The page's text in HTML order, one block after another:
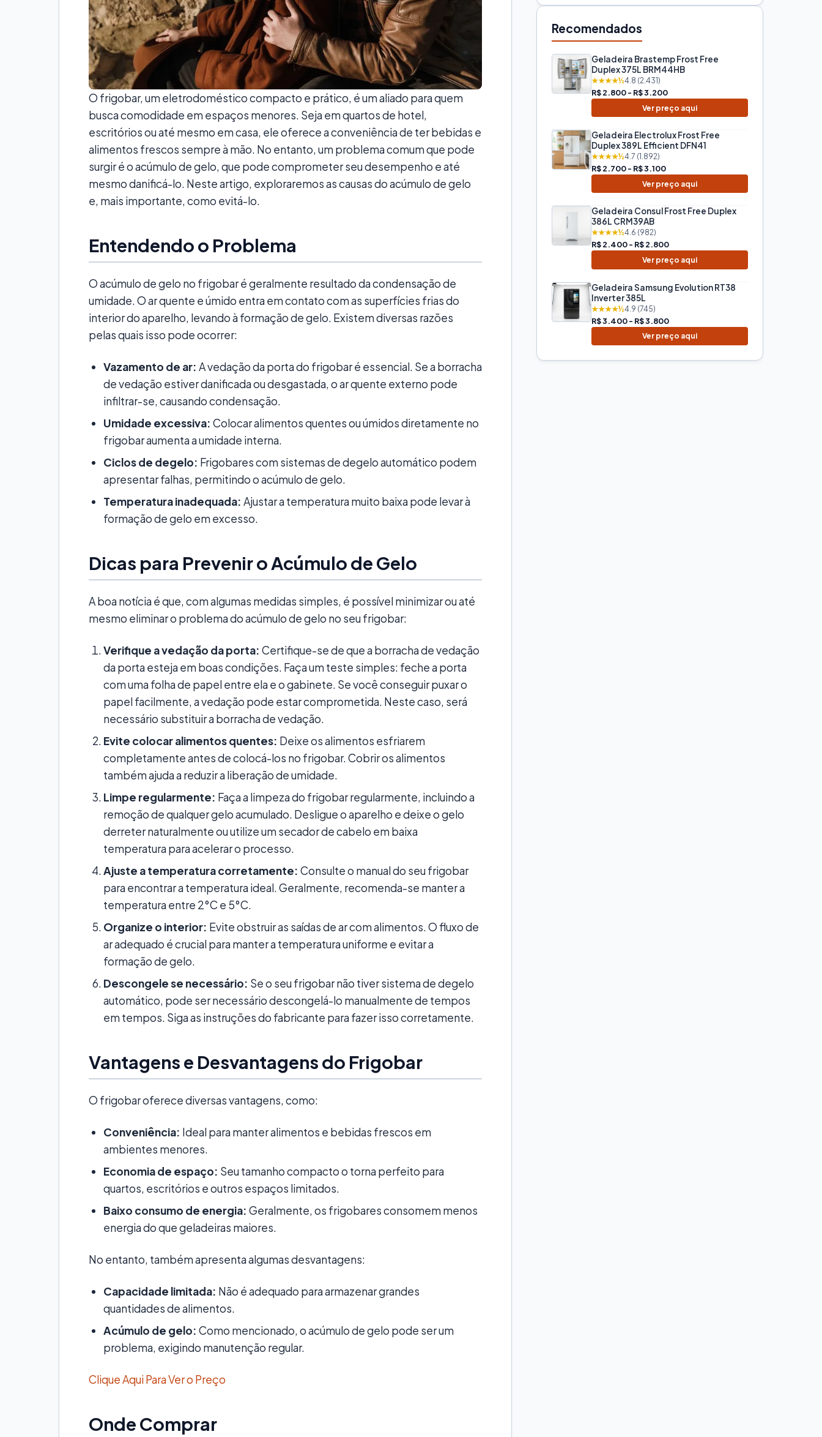
O frigobar, um eletrodoméstico compacto e prático, é um aliado para quem
busca comodidade em espaços menores. Seja em quartos de hotel,
escritórios ou até mesmo em casa, ele oferece a conveniência de ter bebidas e
alimentos frescos sempre à mão. No entanto, um problema comum que pode
surgir é o acúmulo de gelo, que pode comprometer seu desempenho e até
mesmo danificá-lo. Neste artigo, exploraremos as causas do acúmulo de gelo
e, mais importante, como evitá-lo.
Entendendo o Problema
O acúmulo de gelo no frigobar é geralmente resultado da condensação de
umidade. O ar quente e úmido entra em contato com as superfícies frias do
interior do aparelho, levando à formação de gelo. Existem diversas razões
pelas quais isso pode ocorrer:
Vazamento de ar: A vedação da porta do frigobar é essencial. Se a borracha
de vedação estiver danificada ou desgastada, o ar quente externo pode
infiltrar-se, causando condensação.
Umidade excessiva: Colocar alimentos quentes ou úmidos diretamente no
frigobar aumenta a umidade interna.
Ciclos de degelo: Frigobares com sistemas de degelo automático podem
apresentar falhas, permitindo o acúmulo de gelo.
Temperatura inadequada: Ajustar a temperatura muito baixa pode levar à
formação de gelo em excesso.
Dicas para Prevenir o Acúmulo de Gelo
A boa notícia é que, com algumas medidas simples, é possível minimizar ou até
mesmo eliminar o problema do acúmulo de gelo no seu frigobar:
Verifique a vedação da porta: Certifique-se de que a borracha de vedação
da porta esteja em boas condições. Faça um teste simples: feche a porta
com uma folha de papel entre ela e o gabinete. Se você conseguir puxar o
papel facilmente, a vedação pode estar comprometida. Neste caso, será
necessário substituir a borracha de vedação.
Evite colocar alimentos quentes: Deixe os alimentos esfriarem
completamente antes de colocá-los no frigobar. Cobrir os alimentos
também ajuda a reduzir a liberação de umidade.
Limpe regularmente: Faça a limpeza do frigobar regularmente, incluindo a
remoção de qualquer gelo acumulado. Desligue o aparelho e deixe o gelo
derreter naturalmente ou utilize um secador de cabelo em baixa
temperatura para acelerar o processo.
Ajuste a temperatura corretamente: Consulte o manual do seu frigobar
para encontrar a temperatura ideal. Geralmente, recomenda-se manter a
temperatura entre 2°C e 5°C.
Organize o interior: Evite obstruir as saídas de ar com alimentos. O fluxo de
ar adequado é crucial para manter a temperatura uniforme e evitar a
formação de gelo.
Descongele se necessário: Se o seu frigobar não tiver sistema de degelo
automático, pode ser necessário descongelá-lo manualmente de tempos
em tempos. Siga as instruções do fabricante para fazer isso corretamente.
Vantagens e Desvantagens do Frigobar
O frigobar oferece diversas vantagens, como:
Conveniência: Ideal para manter alimentos e bebidas frescos em
ambientes menores.
Economia de espaço: Seu tamanho compacto o torna perfeito para
quartos, escritórios e outros espaços limitados.
Baixo consumo de energia: Geralmente, os frigobares consomem menos
energia do que geladeiras maiores.
No entanto, também apresenta algumas desvantagens:
Capacidade limitada: Não é adequado para armazenar grandes
quantidades de alimentos.
Acúmulo de gelo: Como mencionado, o acúmulo de gelo pode ser um
problema, exigindo manutenção regular.
Clique Aqui Para Ver o Preço
Onde Comprar
Recomendados
Geladeira Brastemp Frost Free
Duplex 375L BRM44HB
★★★★½4.8 (2.431)
R$ 2.800 - R$ 3.200
Ver preço aqui
Geladeira Electrolux Frost Free
Duplex 389L Efficient DFN41
★★★★½4.7 (1.892)
R$ 2.700 - R$ 3.100
Ver preço aqui
Geladeira Consul Frost Free Duplex
386L CRM39AB
★★★★½4.6 (982)
R$ 2.400 - R$ 2.800
Ver preço aqui
Geladeira Samsung Evolution RT38
Inverter 385L
★★★★½4.9 (745)
R$ 3.400 - R$ 3.800
Ver preço aqui